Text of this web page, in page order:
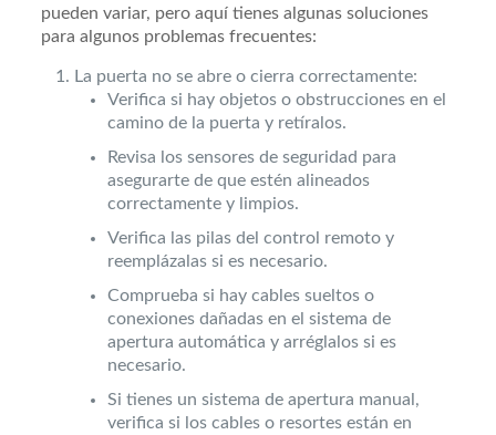
pueden variar, pero aquí tienes algunas soluciones
para algunos problemas frecuentes:
La puerta no se abre o cierra correctamente:
Verifica si hay objetos o obstrucciones en el
camino de la puerta y retíralos.
Revisa los sensores de seguridad para
asegurarte de que estén alineados
correctamente y limpios.
Verifica las pilas del control remoto y
reemplázalas si es necesario.
Comprueba si hay cables sueltos o
conexiones dañadas en el sistema de
apertura automática y arréglalos si es
necesario.
Si tienes un sistema de apertura manual,
verifica si los cables o resortes están en